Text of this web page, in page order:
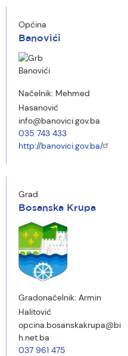
Općina
Banovići
Načelnik: Mehmed
Hasanović
info@banovici.gov.ba
035 743 433
http://banovici.gov.ba/
Grad
Bosanska Krupa
Gradonačelnik: Armin
Halitović
opcina.bosanskakrupa@bi
h.net.ba
037 961 475